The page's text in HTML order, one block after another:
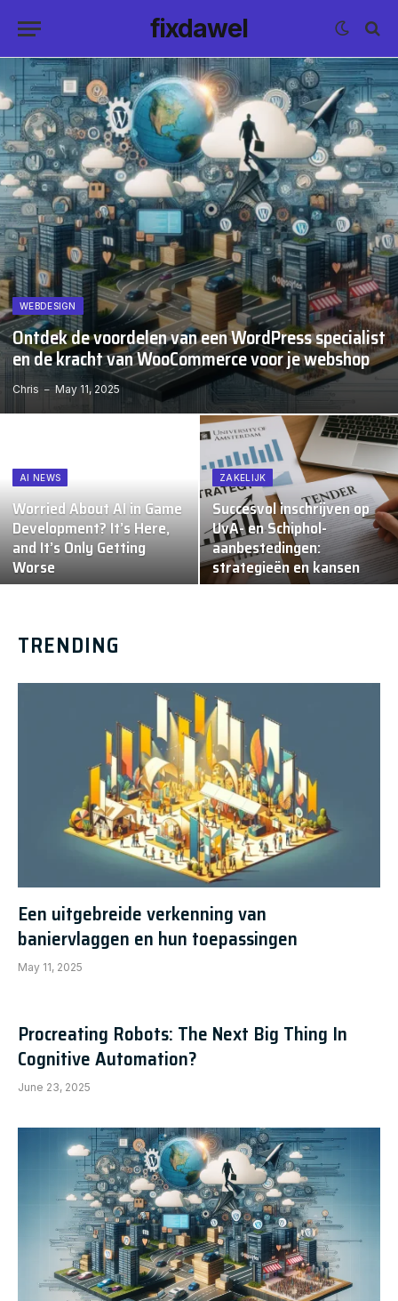
fixdawel
WEBDESIGN
Ontdek de voordelen van een WordPress specialist
en de kracht van WooCommerce voor je webshop
Chris May 11, 2025
AI NEWS
Worried About AI in Game
Development? It’s Here,
and It’s Only Getting
Worse
ZAKELIJK
Succesvol inschrijven op
UvA- en Schiphol-
aanbestedingen:
strategieën en kansen
TRENDING
Een uitgebreide verkenning van
baniervlaggen en hun toepassingen
May 11, 2025
Procreating Robots: The Next Big Thing In
Cognitive Automation?
June 23, 2025